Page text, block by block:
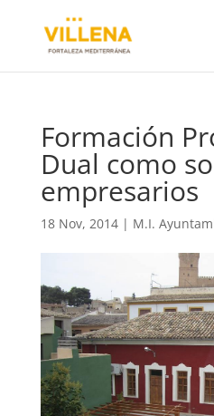
Formación
Dual como
empresarios
18 Nov, 2014| M.I.